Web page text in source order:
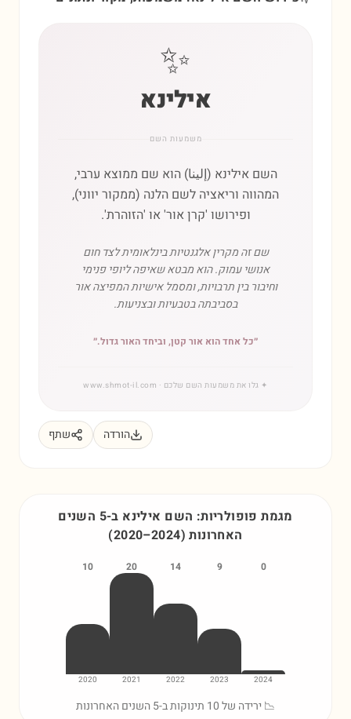
✨
אילינא
משמעות השם
השם אילינא (إلينا) הוא שם ממוצא ערבי,
המהווה וריאציה לשם הלנה (ממקור יווני),
ופירושו 'קרן אור' או 'הזוהרת'.
שם זה מקרין אלגנטיות בינלאומית לצד חום
אנושי עמוק. הוא מבטא שאיפה ליופי פנימי
וחיבור בין תרבויות, ומסמל אישיות המפיצה אור
בסביבתה בטבעיות ובצניעות.
״כל אחד הוא אור קטן, וביחד האור גדול.״
✦ גלו את משמעות השם שלכם · www.shmot-il.com
הורדה שתף
מגמת פופולריות: השם אילינא
ב-5 השנים
האחרונות
(2020–2024)
0
2024
9
2023
14
2022
20
2021
10
2020
📉 ירידה של 10 תינוקות ב-5 השנים האחרונות